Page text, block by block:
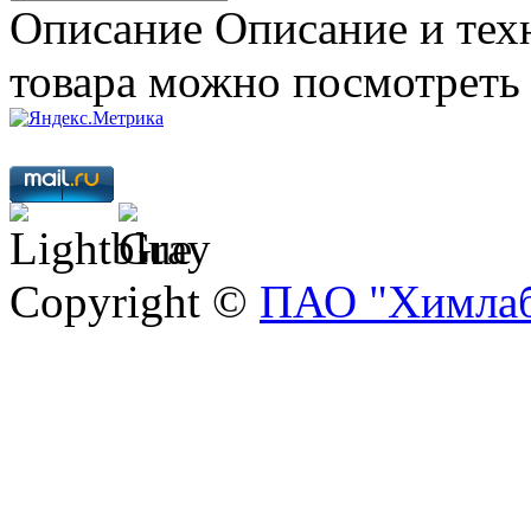
Описание Описание и
товара можно
Copyright © ПАО